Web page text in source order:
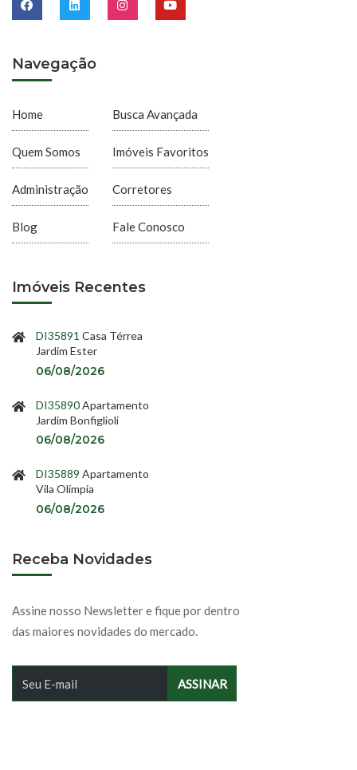
Navegação
Home
Quem Somos
Administração
Blog
Busca Avançada
Imóveis Favoritos
Corretores
Fale Conosco
Imóveis Recentes
DI35891 Casa Térrea
Jardim Ester
06/08/2026
DI35890Apartamento
Jardim Bonfiglioli
06/08/2026
DI35889 Apartamento
Vila Olímpia
06/08/2026
Receba Novidades
Assine nosso Newsletter e fique por dentro
das maiores novidades do mercado.